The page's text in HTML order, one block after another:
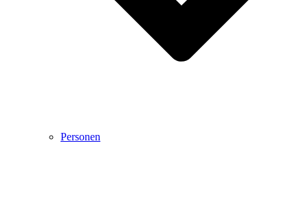
Personen